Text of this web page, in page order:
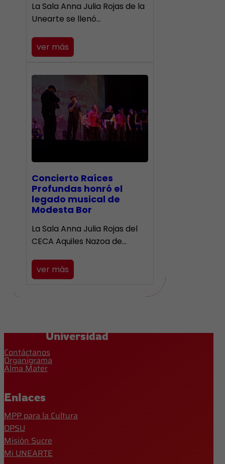
​La Sala Anna Julia Rojas de la
Unearte se llenó…
ver más
​Concierto Raíces
Profundas honró el
legado musical de
Modesta Bor
La Sala Anna Julia Rojas del
CECA Aquiles Nazoa de…
ver más
Universidad
Contáctanos
Organigrama
Alma Mater
Enlaces
MPP para la Cultura
OPSU
Misión Sucre
Mi UNEARTE